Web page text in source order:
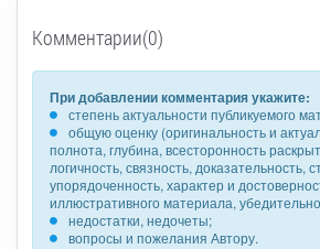
Комментарии(0)
При добавлении комментария укажите:
степень актуальности публикуемого
общую оценку (оригинальность и
полнота, глубина, всесторонность
логичность, связность, доказательность,
упорядоченность, характер и
иллюстративного материала,
недостатки, недочеты;
вопросы и пожелания Автору.